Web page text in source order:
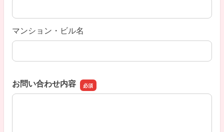
マンション・ビル名
お問い合わせ内容
お問い合わせ内容